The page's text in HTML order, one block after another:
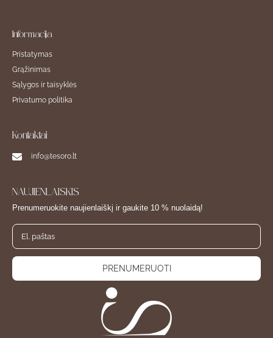
Informacija
Pristatymas
Grąžinimas
Sąlygos ir taisyklės
Privatumo politika
Kontaktai
info@tesoro.lt
NAUJIENLAIŠKIS
Prenumeruokite naujienlaiškį ir gaukite 10 % nuolaidą!
PRENUMERUOTI